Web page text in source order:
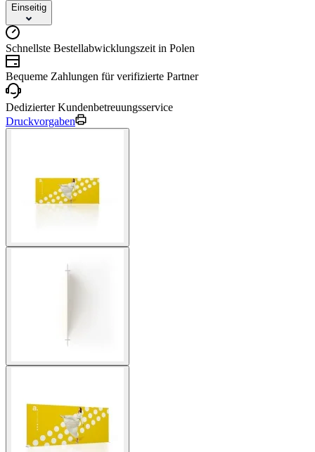
Einseitig
Schnellste Bestellabwicklungszeit in Polen
Bequeme Zahlungen für verifizierte Partner
Dedizierter Kundenbetreuungsservice
Druckvorgaben